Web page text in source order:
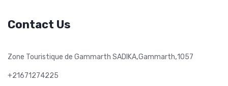
Contact Us
Zone Touristique de Gammarth SADIKA,Gammarth,1057
+21671274225